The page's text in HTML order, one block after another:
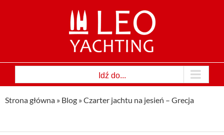
Idź do...
Strona główna » Blog »Czarter jachtu na jesień – Grecja